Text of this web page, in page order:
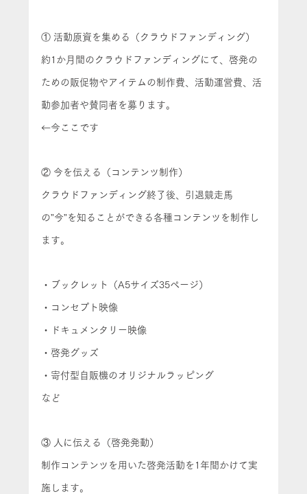
① 活動原資を集める（クラウドファンディング）
約1か月間のクラウドファンディングにて、啓発の
ための販促物やアイテムの制作費、活動運営費、活
動参加者や賛同者を募ります。
←今ここです
② 今を伝える（コンテンツ制作）
クラウドファンディング終了後、引退競走馬
の”今”を知ることができる各種コンテンツを制作し
ます。
・ブックレット（A5サイズ35ページ）
・コンセプト映像
・ドキュメンタリー映像
・啓発グッズ
・寄付型自販機のオリジナルラッピング
など
③ 人に伝える（啓発発動）
制作コンテンツを用いた啓発活動を1年間かけて実
施します。